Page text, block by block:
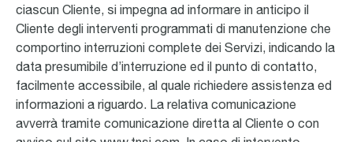
ciascun Cliente, si impegna ad informare in anticipo il
Cliente degli interventi programmati di manutenzione che
comportino interruzioni complete dei Servizi, indicando la
data presumibile d’interruzione ed il punto di contatto,
facilmente accessibile, al quale richiedere assistenza ed
informazioni a riguardo. La relativa comunicazione
avverrà tramite comunicazione diretta al Cliente o con